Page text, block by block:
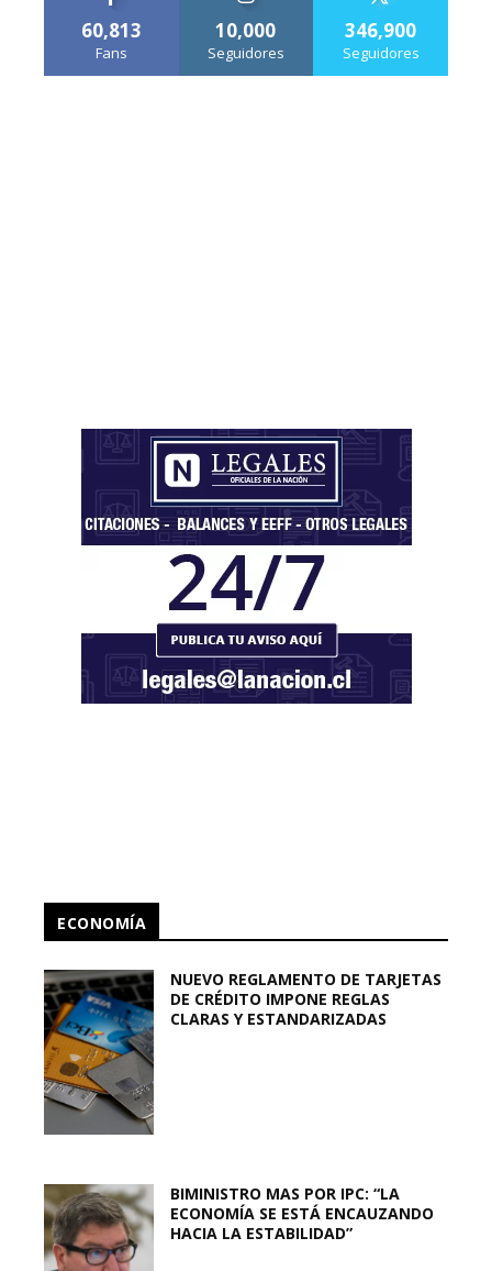
60,813
Fans
10,000
Seguidores
346,900
Seguidores
ECONOMÍA
NUEVO REGLAMENTO DE TARJETAS
DE CRÉDITO IMPONE REGLAS
CLARAS Y ESTANDARIZADAS
BIMINISTRO MAS POR IPC: “LA
ECONOMÍA SE ESTÁ ENCAUZANDO
HACIA LA ESTABILIDAD”